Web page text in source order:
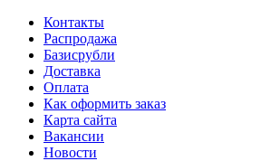
Контакты
Распродажа
Базисрубли
Доставка
Оплата
Как оформить заказ
Карта сайта
Вакансии
Новости